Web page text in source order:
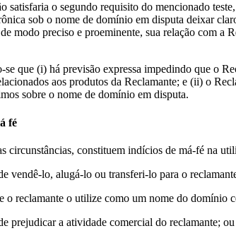
satisfaria o segundo requisito do mencionado
sob o nome de domínio em disputa deixar
modo preciso e proeminente, sua relação com a
que (i) há previsão expressa impedindo que o
aos produtos da Reclamante; e (ii) o
sobre o nome de domínio em disputa.
fé
circunstâncias, constituem indícios de má-fé na
lo, alugá-lo ou transferi-lo para o
reclamante o utilize como um nome do domínio
prejudicar a atividade comercial do reclamante; ou